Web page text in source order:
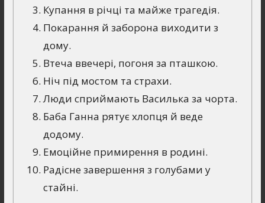
Купання в річці та майже трагедія.
Покарання й заборона виходити з
дому.
Втеча ввечері, погоня за пташкою.
Ніч під мостом та страхи.
Люди сприймають Василька за чорта.
Баба Ганна рятує хлопця й веде
додому.
Емоційне примирення в родині.
Радісне завершення з голубами у
стайні.